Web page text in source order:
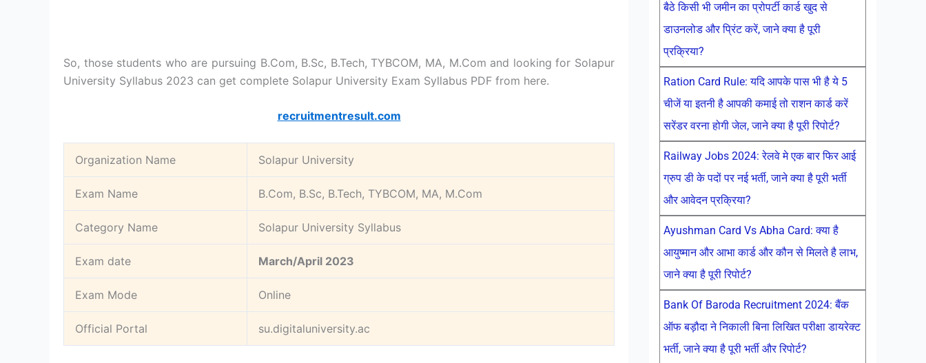
So, those students who are pursuing B.Com, B.Sc, B.Tech, TYBCOM, MA, M.Com and looking for Solapur
University Syllabus 2023 can get complete Solapur University Exam Syllabus PDF from here.
recruitmentresult.com
Organization Name Solapur University
Exam Name B.Com, B.Sc, B.Tech, TYBCOM, MA, M.Com
Category Name Solapur University Syllabus
Exam date March/April 2023
Exam Mode Online
Official Portal su.digitaluniversity.ac
बैठे किसी भी जमीन का प्रोपर्टी कार्ड खुद से
डाउनलोड और प्रिंट करें, जाने क्या है पूरी
प्रक्रिया?
Ration Card Rule: यदि आपके पास भी है ये 5
चीजें या इतनी है आपकी कमाई तो राशन कार्ड करें
सरेंडर वरना होगी जेल, जाने क्या है पूरी रिपोर्ट?
Railway Jobs 2024: रेलवे मे एक बार फिर आई
ग्रुप डी के पदों पर नई भर्ती, जाने क्या है पूरी भर्ती
और आवेदन प्रक्रिया?
Ayushman Card Vs Abha Card: क्या है
आयुष्मान और आभा कार्ड और कौन से मिलते है लाभ,
जाने क्या है पूरी रिपोर्ट?
Bank Of Baroda Recruitment 2024: बैंक
ऑफ बड़ौदा ने निकाली बिना लिखित परीक्षा डायरेक्ट
भर्ती, जाने क्या है पूरी भर्ती और रिपोर्ट?